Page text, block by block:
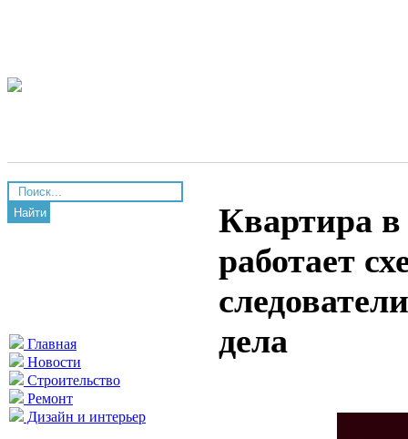
Найти
Главная
Новости
Строительство
Ремонт
Дизайн и интерьер
Квартира
работает
дела